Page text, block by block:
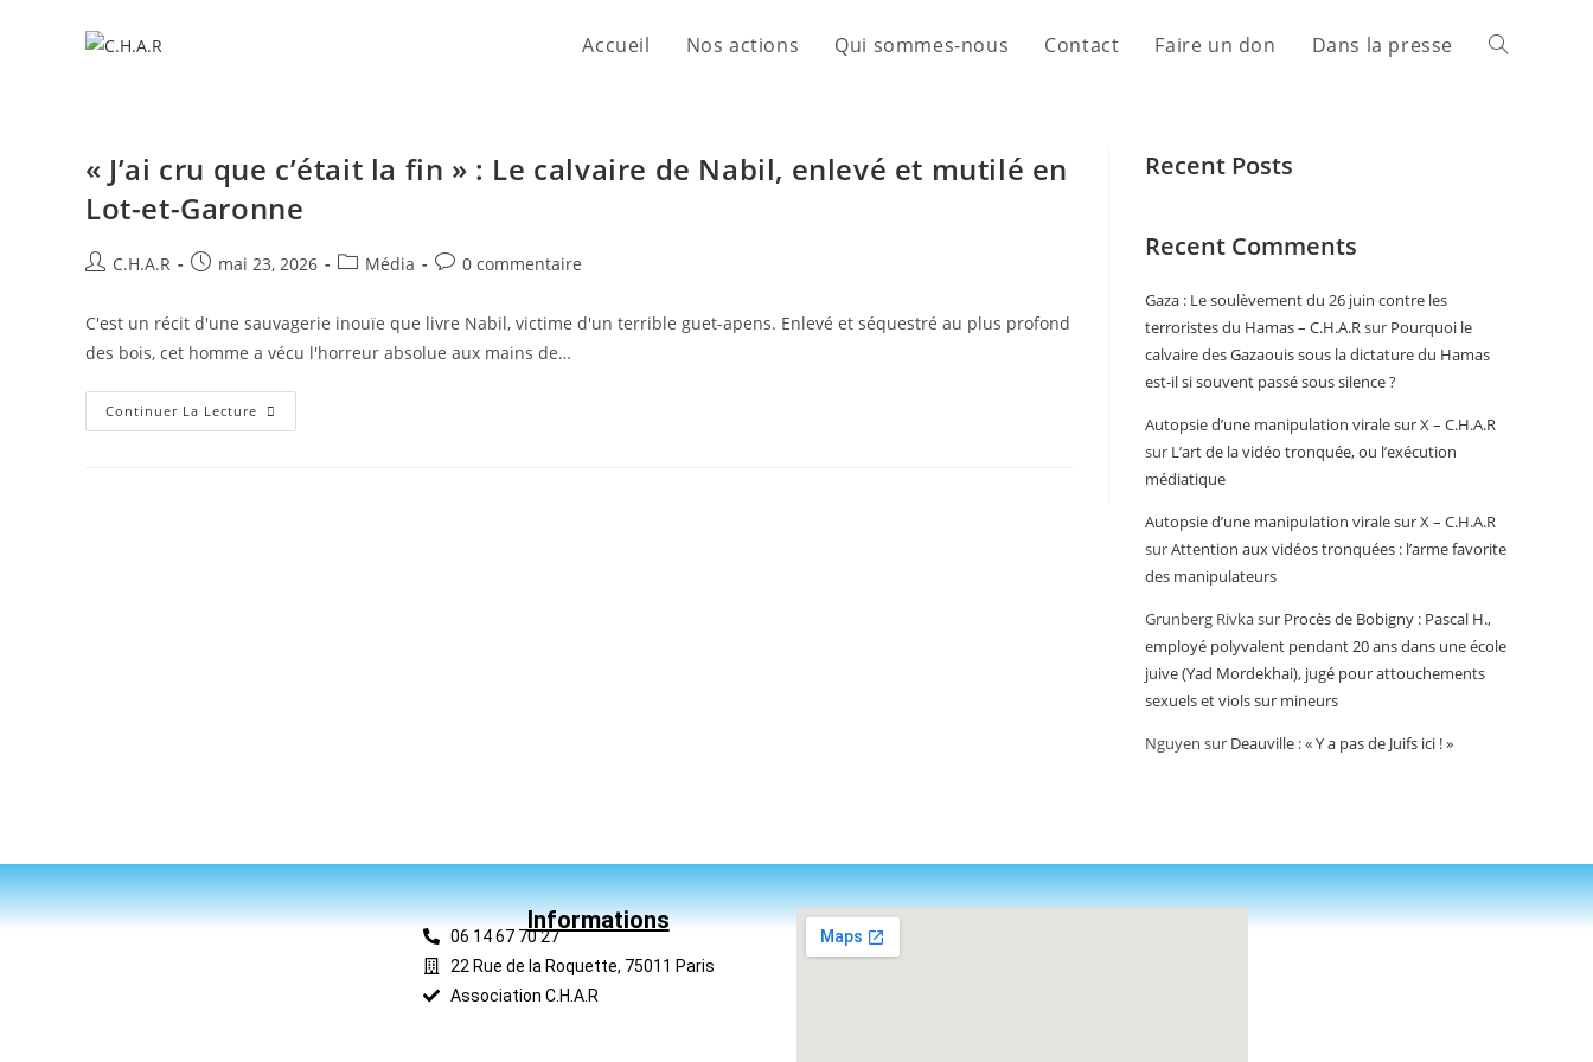
Accueil Nos actions Qui sommes-nous Contact Faire un don Dans la presse
​« J’ai cru que c’était la fin » : Le calvaire de Nabil, enlevé et mutilé en
Lot-et-Garonne
C.H.A.R mai 23, 2026 Média 0 commentaire
C'est un récit d'une sauvagerie inouïe que livre Nabil, victime d'un terrible guet-apens. Enlevé et séquestré au plus profond
des bois, cet homme a vécu l'horreur absolue aux mains de…
Continuer La Lecture
Recent Posts
Recent Comments
Gaza : Le soulèvement du 26 juin contre les
terroristes du Hamas – C.H.A.Rsur Pourquoi le
calvaire des Gazaouis sous la dictature du Hamas
est-il si souvent passé sous silence ?
Autopsie d’une manipulation virale sur X – C.H.A.R
sur L’art de la vidéo tronquée, ou l’exécution
médiatique
Autopsie d’une manipulation virale sur X – C.H.A.R
surAttention aux vidéos tronquées : l’arme favorite
des manipulateurs
Grunberg Rivkasur Procès de Bobigny : Pascal H.,
employé polyvalent pendant 20 ans dans une école
juive (Yad Mordekhai), jugé pour attouchements
sexuels et viols sur mineurs
Nguyen sur Deauville : « Y a pas de Juifs ici ! »
Informations
06 14 67 70 27
22 Rue de la Roquette, 75011 Paris
Association C.H.A.R